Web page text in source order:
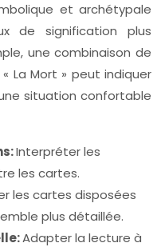
et archétypale
de signification plus
une combinaison de
La Mort » peut indiquer
situation confortable
Interpréter les
les cartes.
les cartes disposées
plus détaillée.
Adapter la lecture à